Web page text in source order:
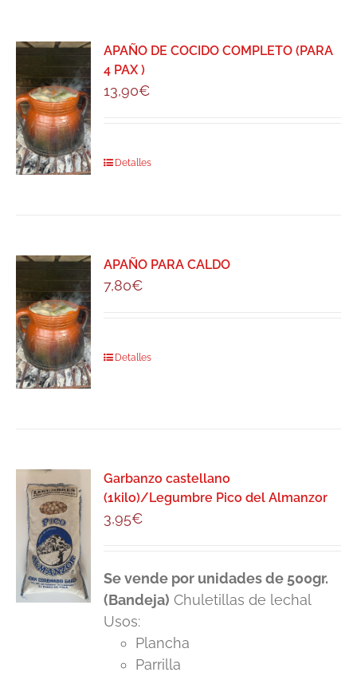
APAÑO DE COCIDO COMPLETO (PARA
4 PAX )
13,90€
Detalles
APAÑO PARA CALDO
7,80€
Detalles
Garbanzo castellano
(1kilo)/Legumbre Pico del Almanzor
3,95€
Se vende por unidades de 500gr.
(Bandeja) Chuletillas de lechal
Usos:
Plancha
Parrilla